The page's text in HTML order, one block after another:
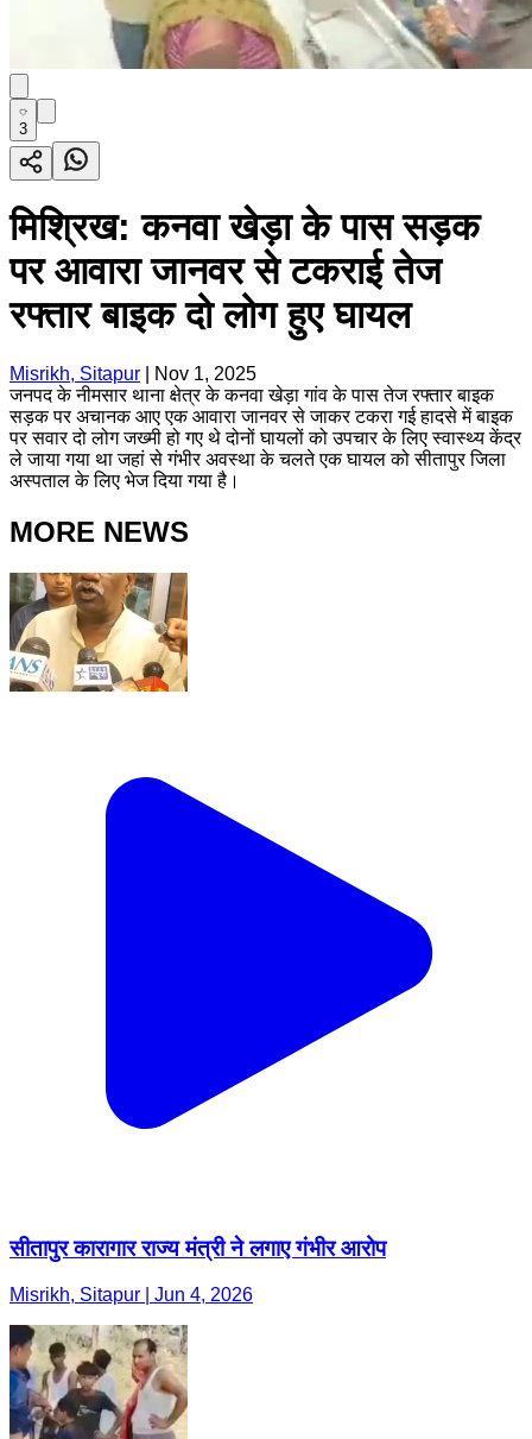
3
मिश्रिख: कनवा खेड़ा के पास सड़क
पर आवारा जानवर से टकराई तेज
रफ्तार बाइक दो लोग हुए घायल
Misrikh, Sitapur
Nov 1, 2025
जनपद के नीमसार थाना क्षेत्र के कनवा खेड़ा गांव के पास तेज रफ्तार बाइक
सड़क पर अचानक आए एक आवारा जानवर से जाकर टकरा गई हादसे में बाइक
पर सवार दो लोग जख्मी हो गए थे दोनों घायलों को उपचार के लिए स्वास्थ्य केंद्र
ले जाया गया था जहां से गंभीर अवस्था के चलते एक घायल को सीतापुर जिला
अस्पताल के लिए भेज दिया गया है।
MORE NEWS
सीतापुर कारागार राज्य मंत्री ने लगाए गंभीर आरोप
Misrikh, Sitapur | Jun 4, 2026